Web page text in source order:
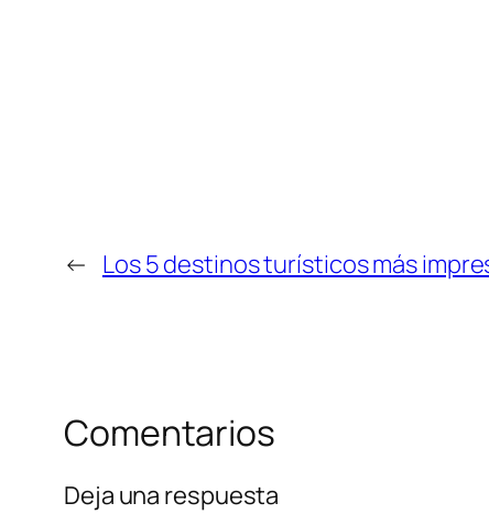
← Los 5 destinos turísticos más
Comentarios
Deja una respuesta